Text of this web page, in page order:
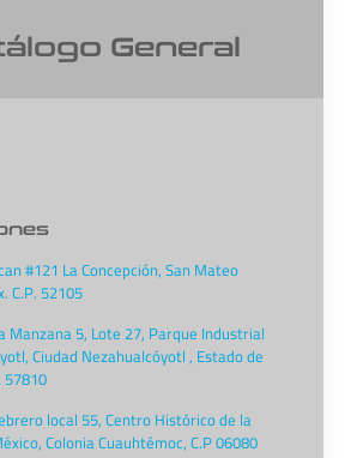
General
#121 La Concepción, San Mateo
C.P. 52105
Manzana 5, Lote 27, Parque Industrial
Ciudad Nezahualcóyotl , Estado de
57810
local 55, Centro Histórico de la
Colonia Cuauhtémoc, C.P 06080